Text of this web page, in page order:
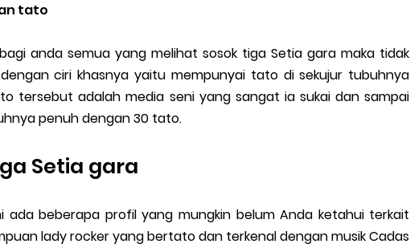
tato
anda semua yang melihat sosok tiga Setia gara maka tidak
ciri khasnya yaitu mempunyai tato di sekujur tubuhnya
tersebut adalah media seni yang sangat ia sukai dan sampai
penuh dengan 30 tato.
Setia gara
ada beberapa profil yang mungkin belum Anda ketahui terkait
lady rocker yang bertato dan terkenal dengan musik Cadas